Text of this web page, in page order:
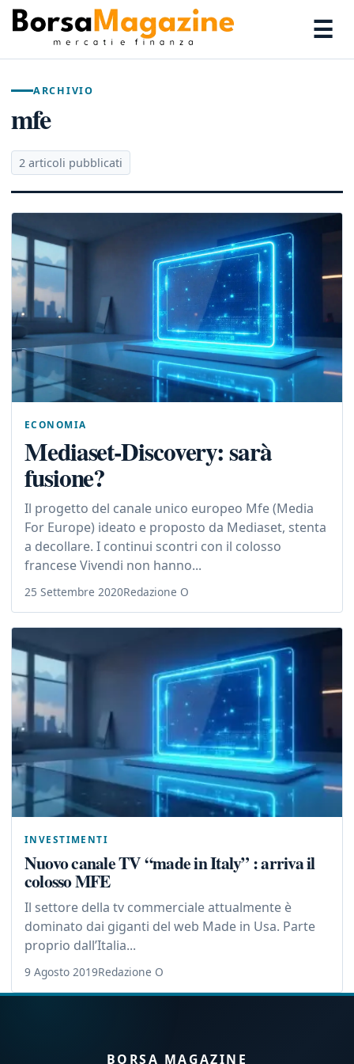
☰
ARCHIVIO
mfe
2 articoli pubblicati
ECONOMIA
Mediaset-Discovery: sarà
fusione?
Il progetto del canale unico europeo Mfe (Media
For Europe) ideato e proposto da Mediaset, stenta
a decollare. I continui scontri con il colosso
francese Vivendi non hanno...
25 Settembre 2020Redazione O
INVESTIMENTI
Nuovo canale TV “made in Italy” : arriva il
colosso MFE
Il settore della tv commerciale attualmente è
dominato dai giganti del web Made in Usa. Parte
proprio dall’Italia...
9 Agosto 2019Redazione O
BORSA MAGAZINE